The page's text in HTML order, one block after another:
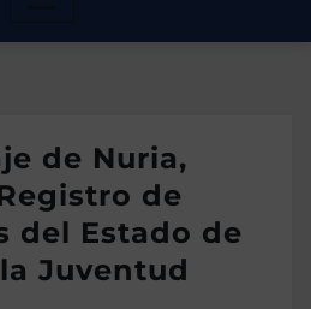
de Nuria,
de
del Estado de
Juventud